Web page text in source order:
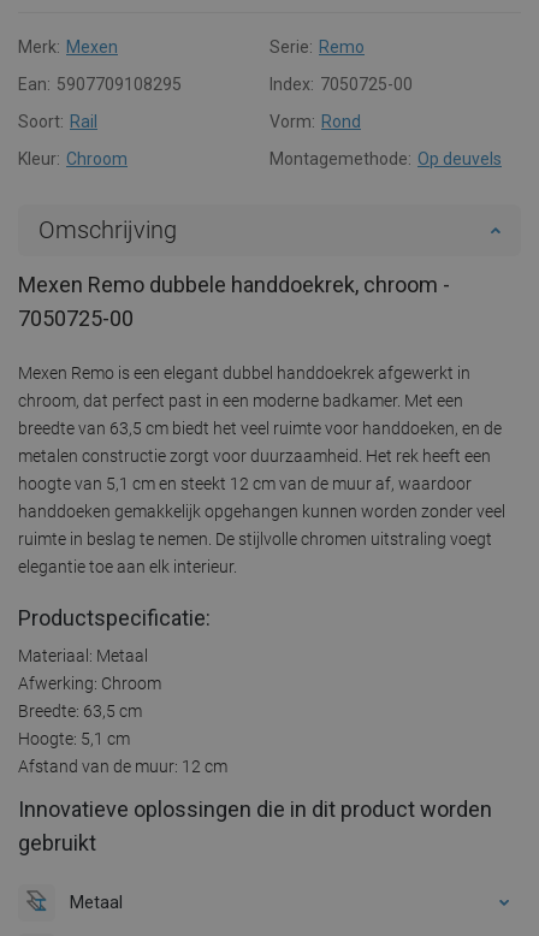
Merk: Mexen Serie: Remo
Ean: 5907709108295 Index: 7050725-00
Soort: Rail Vorm: Rond
Kleur: Chroom Montagemethode: Op deuvels
Omschrijving
Mexen Remo dubbele handdoekrek, chroom -
7050725-00
Mexen Remo is een elegant dubbel handdoekrek afgewerkt in
chroom, dat perfect past in een moderne badkamer. Met een
breedte van 63,5 cm biedt het veel ruimte voor handdoeken, en de
metalen constructie zorgt voor duurzaamheid. Het rek heeft een
hoogte van 5,1 cm en steekt 12 cm van de muur af, waardoor
handdoeken gemakkelijk opgehangen kunnen worden zonder veel
ruimte in beslag te nemen. De stijlvolle chromen uitstraling voegt
elegantie toe aan elk interieur.
Productspecificatie:
Materiaal: Metaal
Afwerking: Chroom
Breedte: 63,5 cm
Hoogte: 5,1 cm
Afstand van de muur: 12 cm
Innovatieve oplossingen die in dit product worden
gebruikt
Metaal